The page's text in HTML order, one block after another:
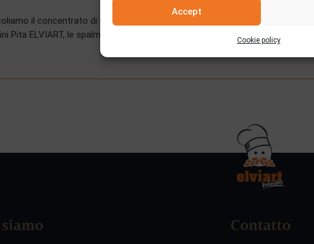
Accept
Cookie policy
Preparazione
il concentrato di pomodoro con olio d’oliva ed origano.
Pita ELVIART, le spalmiamo con il composto a base di concentrato di
Contatto